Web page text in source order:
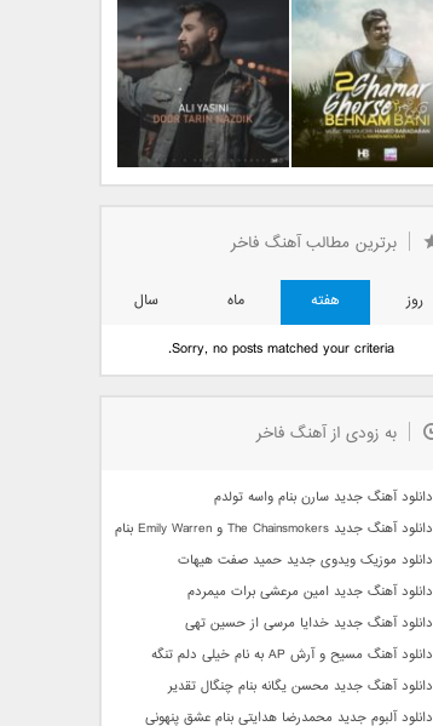
بانی بنام قرص قمر 2
یاسینی بنام دورترین نزدیک
برترین مطالب آهنگ فاخر
روز هفته ماه
سال
Sorry, no posts matched your criteria.
به زودی از آهنگ فاخر
دانلود آهنگ جدید سارن بنام واسه تولدم
دانلود آهنگ جدید The Chainsmokers و Emily Warren بنام Side Effects
دانلود موزیک ویدوی جدید حمید صفت هیهات
دانلود آهنگ جدید امین مرعشی برات میمردم
دانلود آهنگ جدید خدایا مرسی از حسین تهی
دانلود آهنگ مسیح و آرش AP به نام خیلی دلم تنگه
دانلود آهنگ جدید محسن یگانه بنام چنگال تقدیر
دانلود آلبوم جدید محمدرضا هدایتی بنام عشق پنهونی